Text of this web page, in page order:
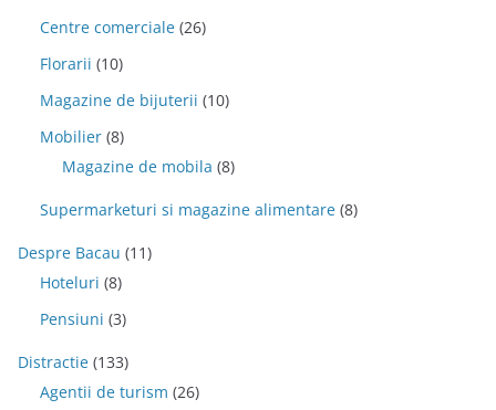
Centre comerciale (26)
Florarii (10)
Magazine de bijuterii (10)
Mobilier (8)
Magazine de mobila (8)
Supermarketuri si magazine alimentare (8)
Despre Bacau (11)
Hoteluri (8)
Pensiuni (3)
Distractie (133)
Agentii de turism (26)